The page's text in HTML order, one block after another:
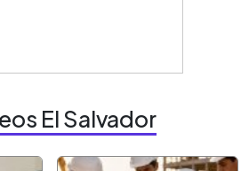
El Salvador